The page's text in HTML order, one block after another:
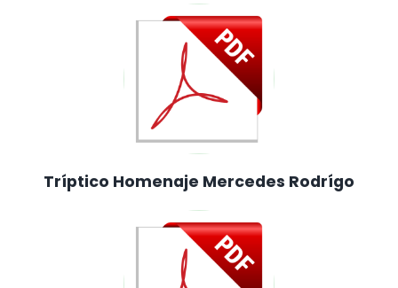
Tríptico Homenaje Mercedes Rodrígo